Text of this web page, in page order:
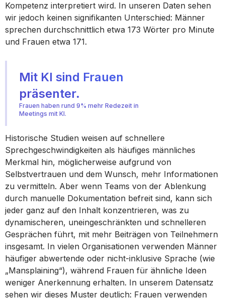
Kompetenz interpretiert wird. In unseren Daten sehen
wir jedoch keinen signifikanten Unterschied: Männer
sprechen durchschnittlich etwa 173 Wörter pro Minute
und Frauen etwa 171.
Mit KI sind Frauen
präsenter.
Frauen haben rund 9% mehr Redezeit in
Meetings mit KI.
Historische Studien weisen auf schnellere
Sprechgeschwindigkeiten als häufiges männliches
Merkmal hin, möglicherweise aufgrund von
Selbstvertrauen und dem Wunsch, mehr Informationen
zu vermitteln. Aber wenn Teams von der Ablenkung
durch manuelle Dokumentation befreit sind, kann sich
jeder ganz auf den Inhalt konzentrieren, was zu
dynamischeren, uneingeschränkten und schnelleren
Gesprächen führt, mit mehr Beiträgen von Teilnehmern
insgesamt. In vielen Organisationen verwenden Männer
häufiger abwertende oder nicht-inklusive Sprache (wie
„Mansplaining“), während Frauen für ähnliche Ideen
weniger Anerkennung erhalten. In unserem Datensatz
sehen wir dieses Muster deutlich: Frauen verwenden